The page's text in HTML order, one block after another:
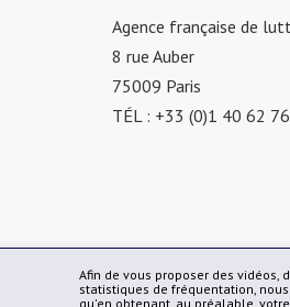
Afin de vous proposer des vidéos,
statistiques de fréquentation,
qu'en obtenant, au préalable,
Agence française de
8 rue Auber
75009 Paris
TÉL : +33 (0)1 40 62